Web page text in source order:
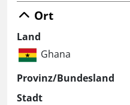
Ort
Land
Ghana
Provinz/Bundesland
Stadt